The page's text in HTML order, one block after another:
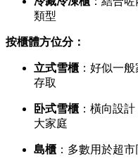
類型
按櫃體方位分：
立式雪櫃 ：好似一
存取
卧式雪櫃 ：橫向設
大家庭
島櫃 ：多數用於超